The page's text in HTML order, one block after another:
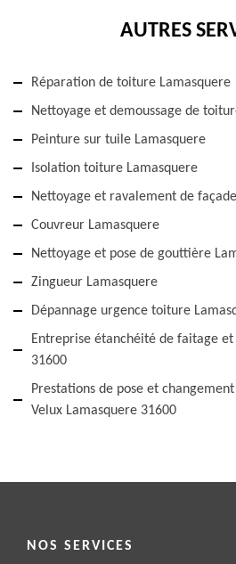
AUTRES
Réparation de toiture Lamasquere
Nettoyage et demoussage de
Peinture sur tuile Lamasquere
Isolation toiture Lamasquere
Nettoyage et ravalement de
Couvreur Lamasquere
Nettoyage et pose de gouttière
Zingueur Lamasquere
Dépannage urgence toiture
Entreprise étanchéité de faitage
31600
Prestations de pose et
Velux Lamasquere 31600
NOS SERVICES